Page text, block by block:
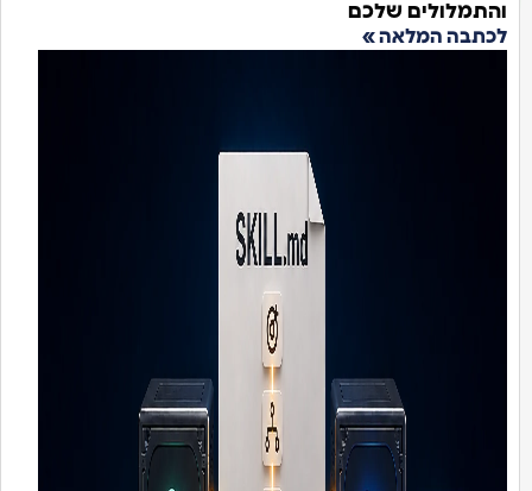
שלכם
המלאה »